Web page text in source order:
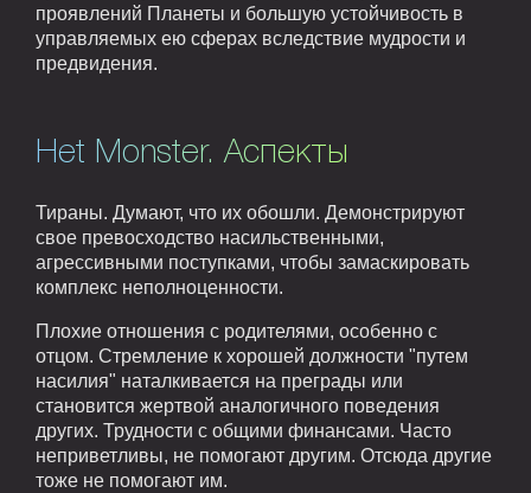
проявлений Планеты и большую устойчивость в
управляемых ею сферах вследствие мудрости и
предвидения.
Het Monster. Аспекты
Тираны. Думают, что их обошли. Демонстрируют
свое превосходство насильственными,
агрессивными поступками, чтобы замаскировать
комплекс неполноценности.
Плохие отношения с родителями, особенно с
отцом. Стремление к хорошей должности "путем
насилия" наталкивается на преграды или
становится жертвой аналогичного поведения
других. Трудности с общими финансами. Часто
неприветливы, не помогают другим. Отсюда другие
тоже не помогают им.